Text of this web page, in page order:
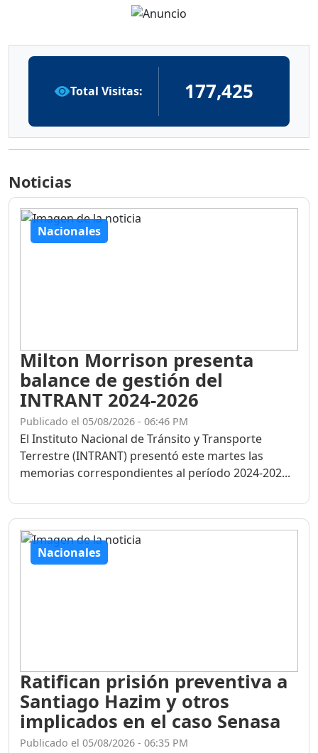
Total Visitas: 177,425
Noticias
Nacionales
Milton Morrison presenta
balance de gestión del
INTRANT 2024-2026
Publicado el 05/08/2026 - 06:46 PM
El Instituto Nacional de Tránsito y Transporte
Terrestre (INTRANT) presentó este martes las
memorias correspondientes al período 2024-202...
Nacionales
Ratifican prisión preventiva a
Santiago Hazim y otros
implicados en el caso Senasa
Publicado el 05/08/2026 - 06:35 PM